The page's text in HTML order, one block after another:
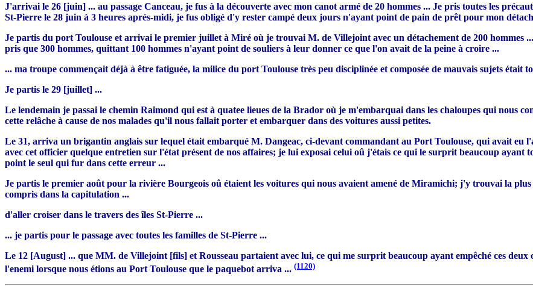
J'arrivai le 26 [juin] ... au passage Canceau, je fus à la découverte avec mon canot armé de 20 hommes ... Je pris toutes les
St-Pierre le 28 juin à 3 heures aprés-midi, je fus obligé d'y rester campé deux jours n'ayant point de pain de prêt pour mon
Je partis du port Toulouse et arrivai le premier juillet à Miré où je trouvai M. de Villejoint avec un détachement de 200 hommes
pris que 300 hommes, quittant 100 hommes n'ayant point de souliers à leur donner ce que l'on avait de la peine à croire ...
... ma troupe commençait déjà à être fatiguée, la milice du port Toulouse très peu disciplinée et composée de mauvais sujets était
Je partis le 29 [juillet] ...
Le lendemain je passai le chemin Raimond qui est à quatee lieues de la Brador où je m'embarquai dans les chaloupes qui nous
cette relâche à cause de nos malades qu'il nous fallait porter et embarquer dans des voitures aussi petites.
Le 31, arriva un brigantin anglais sur lequel était embarqué M. Dangeac, ci-devant commandant au Port Toulouse, qui avait eu
avec cet officier quelque entretien sur l'état présent de nos affaires; je lui exposai celui oû j'étais ce qui le surprit beaucoup
point le seul qui fur dans cette erreur ...
Je partis le premier août pour la rivière Bourgeois oû étaient les voitures qui nous avaient amené de Miramichi; j'y trouvai la
compris dans la capitulation ...
d'aller croiser dans le travers des îles St-Pierre ...
... je partis pour le passage avec toutes les familles de St-Pierre ...
Le 12 [August] ... que MM. de Villejoint [fils] et Rousseau partaient avec lui, ce qui me surprit beaucoup ayant empêché ces
l'enemi lorsque nous étions au Port Toulouse que le paquebot arriva ... (1120)